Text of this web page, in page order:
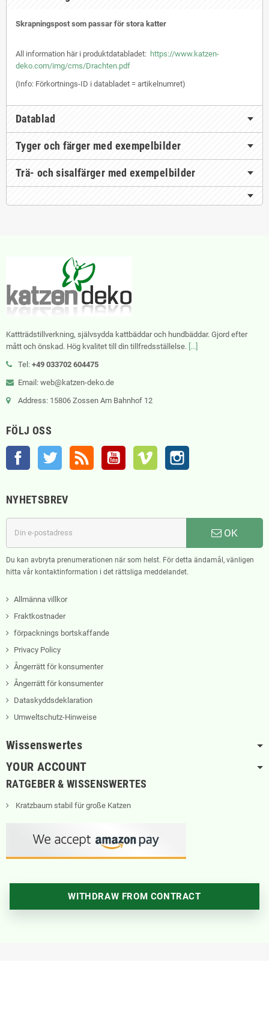
Skrapningspost som passar för stora katter
All information här i produktdatabladet: https://www.katzen-
deko.com/img/cms/Drachten.pdf
(Info: Förkortnings-ID i databladet = artikelnumret)
Datablad
Tyger och färger med exempelbilder
Trä- och sisalfärger med exempelbilder
Kattträdstillverkning, självsydda kattbäddar och hundbäddar. Gjord efter
mått och önskad. Hög kvalitet till din tillfredsställelse. [...]
Tel: +49 033702 604475
Email: web@katzen-deko.de
Address: 15806 Zossen Am Bahnhof 12
FÖLJ OSS
Facebook Twitter RSS YouTube Vimeo
NYHETSBREV
OK
Du kan avbryta prenumerationen när som helst. För detta ändamål, vänligen
hitta vår kontaktinformation i det rättsliga meddelandet.
Allmänna villkor
Fraktkostnader
förpacknings bortskaffande
Privacy Policy
Ångerrätt för konsumenter
Ångerrätt för konsumenter
Dataskyddsdeklaration
Umweltschutz-Hinweise
Wissenswertes
YOUR ACCOUNT
RATGEBER & WISSENSWERTES
Kratzbaum stabil für große Katzen
WITHDRAW FROM CONTRACT